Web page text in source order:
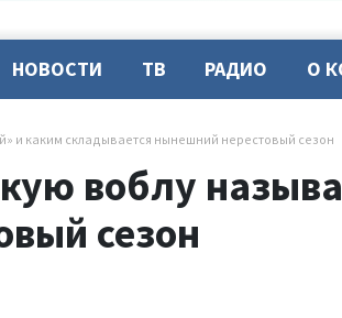
НОВОСТИ ТВ РАДИО О
и каким складывается нынешний нерестовый сезон
воблу
сезон